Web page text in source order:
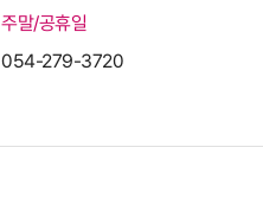
주말/공휴일
054-279-3720